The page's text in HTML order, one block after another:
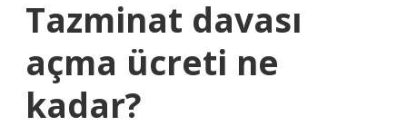
Tazminat davası
açma ücreti ne
kadar?